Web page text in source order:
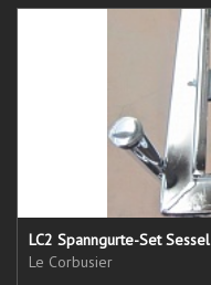
LC2 Spanngurte-Set Sessel
Le Corbusier